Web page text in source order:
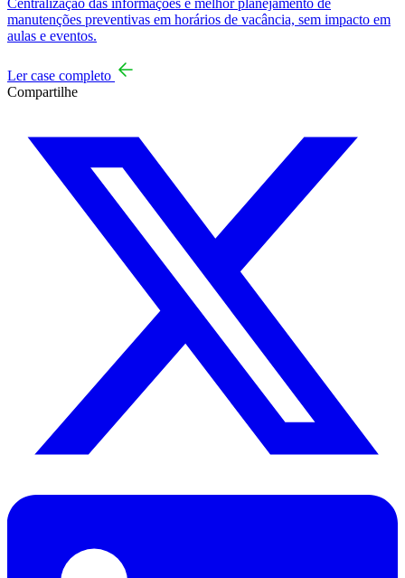
Centralização das informações e melhor planejamento de
manutenções preventivas em horários de vacância, sem impacto em
aulas e eventos.
Ler case completo
Compartilhe